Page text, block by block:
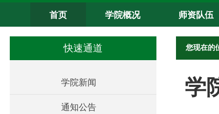
首页 学院概况 师资队伍
快速通道
学院新闻
通知公告
您现在的
学